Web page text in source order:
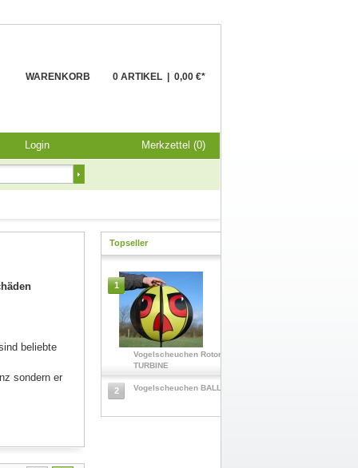
WARENKORB 0 ARTIKEL 0,00 €*
Login Merkzettel (0)
beliebte
sondern er
Topseller
Vogelscheuchen Rotor
TURBINE
1
Vogelscheuchen BALL
2